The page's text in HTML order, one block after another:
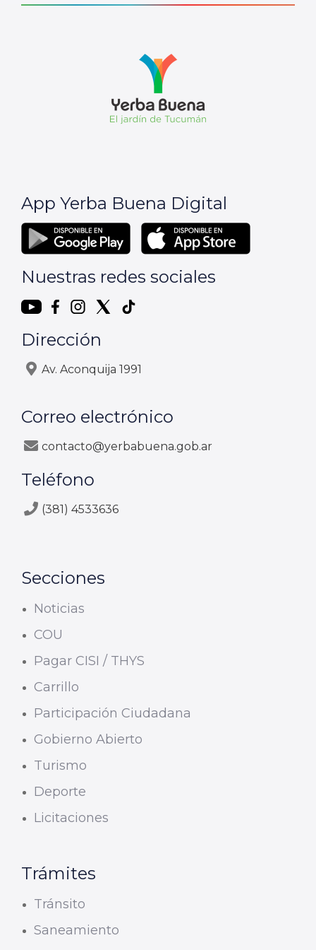
App Yerba Buena Digital
Nuestras redes sociales
Dirección
Av. Aconquija 1991
Correo electrónico
contacto@yerbabuena.gob.ar
Teléfono
(381) 4533636
Secciones
Noticias
COU
Pagar CISI / THYS
Carrillo
Participación Ciudadana
Gobierno Abierto
Turismo
Deporte
Licitaciones
Trámites
Tránsito
Saneamiento